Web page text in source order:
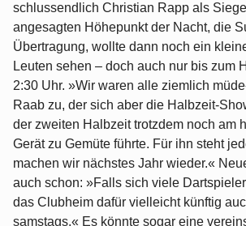
schlussendlich Christian Rapp als
angesagten Höhepunkt der Nacht, die
Übertragung, wollte dann noch ein
Leuten sehen – doch auch nur bis zum
2:30 Uhr. »Wir waren alle ziemlich
Raab zu, der sich aber die Halbzeit-
der zweiten Halbzeit trotzdem noch am
Gerät zu Gemüte führte. Für ihn steht
machen wir nächstes Jahr wieder.«
auch schon: »Falls sich viele
das Clubheim dafür vielleicht künftig
samstags.« Es könnte sogar eine